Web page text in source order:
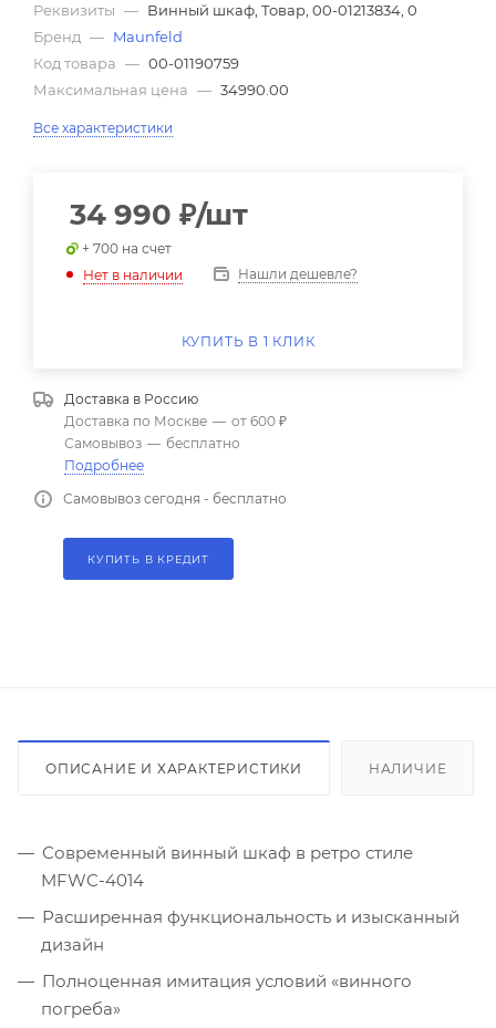
Реквизиты — Винный шкаф, Товар, 00-01213834, 0
Бренд — Maunfeld
Код товара — 00-01190759
Максимальная цена — 34990.00
Все характеристики
34 990 ₽/шт
+ 700 на счет
Нет в наличии
Нашли дешевле?
КУПИТЬ В 1 КЛИК
Доставка в Россию
Доставка по Москве — от 600 ₽
Самовывоз — бесплатно
Подробнее
Самовывоз сегодня - бесплатно
КУПИТЬ В КРЕДИТ
ОПИСАНИЕ И ХАРАКТЕРИСТИКИ НАЛИЧИЕ
Современный винный шкаф в ретро стиле
MFWC-4014
Расширенная функциональность и изысканный
дизайн
Полноценная имитация условий «винного
погреба»